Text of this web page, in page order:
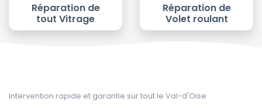
Réparation de
tout Vitrage
Réparation de
Volet roulant
Intervention rapide et garantie sur tout le Val-d'Oise